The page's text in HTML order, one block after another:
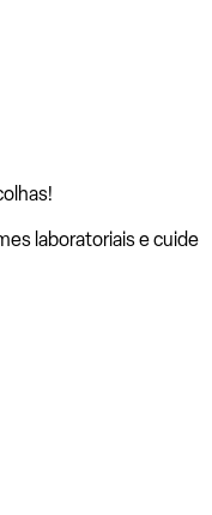
laboratoriais e cuide